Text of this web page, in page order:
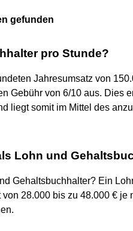
gefunden
pro Stunde?
Jahresumsatz von
Gebühr von 6/10 aus. Dies
liegt somit im Mittel des
Lohn und
Gehaltsbuchhalter? Ein
28.000 bis zu 48.000 € je